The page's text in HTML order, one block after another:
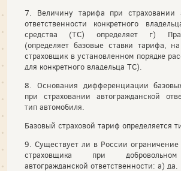
7. Величину тарифа при страховании
ответственности конкретного
средства (ТС) определяет г)
(определяет базовые ставки тарифа,
страховщик в установленном порядке
для конкретного владельца ТС).
8. Основания дифференциации
при страховании автогражданской
тип автомобиля.
Базовый страховой тариф определяется
9. Существует ли в России ограничение
страховщика при
автогражданской ответственности: а) да.